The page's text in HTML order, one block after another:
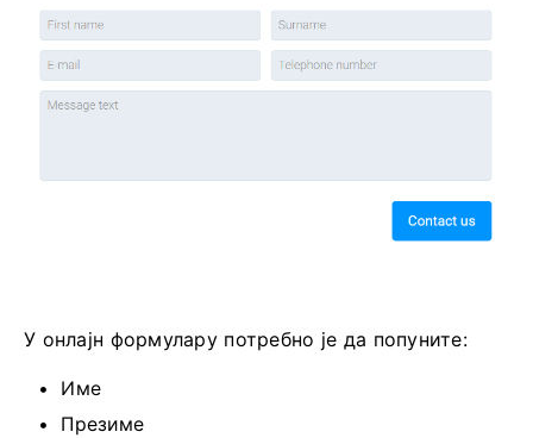
У онлајн формулару потребно је да попуните:
Име
Презиме